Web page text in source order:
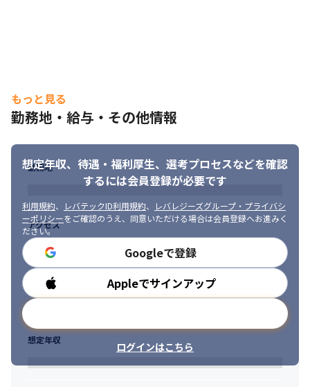
もっと見る
勤務地・給与・その他情報
想定年収、待遇・福利厚生、 選考プロセスなどを確認
するには会員登録が必要です
利用規約、 レバテックID利用規約、
レバレジーズグループ・プライバシ
ーポリシーをご確認のうえ、同意いただける場合は会員登録へお進みく
ださい。
Googleで登録
Appleでサインアップ
ログインはこちら
勤務地
アクセス
勤務時間
想定年収